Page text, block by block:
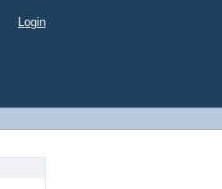
Login